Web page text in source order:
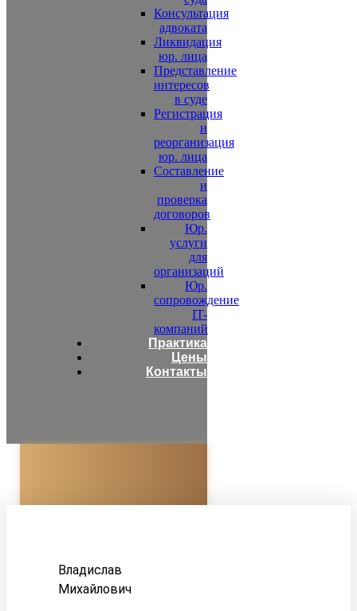
Консультация
адвоката
Ликвидация
юр. лица
Представление
интересов
в суде
Регистрация
и
реорганизация
юр. лица
Составление
и
проверка
договоров
Юр.
услуги
для
организаций
Юр.
сопровождение
IT-
компаний
Практика
Цены
Контакты
Владислав
Михайлович